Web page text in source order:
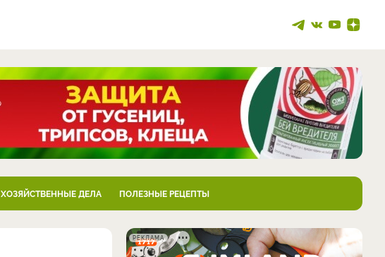
ХОЗЯЙСТВЕННЫЕ ДЕЛА ПОЛЕЗНЫЕ РЕЦЕПТЫ
РЕКЛАМА